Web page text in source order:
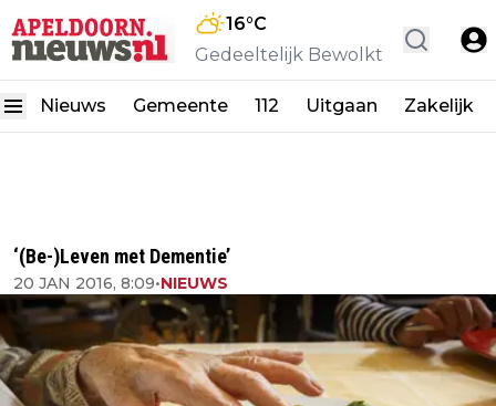
16°C
Gedeeltelijk Bewolkt
Nieuws Gemeente 112 Uitgaan Zakelijk
‘(Be-)Leven met Dementie’
20 JAN 2016, 8:09•NIEUWS